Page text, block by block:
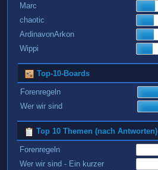
Marc
chaotic
ArdinavonArkon
Wippi
Top-10-Boards
Forenregeln
Wer wir sind
Top 10 Themen (nach Antworten)
Forenregeln
Wer wir sind - Ein kurzer